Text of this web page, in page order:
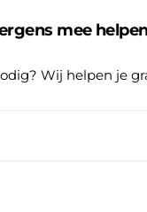
mee
Wij helpen je